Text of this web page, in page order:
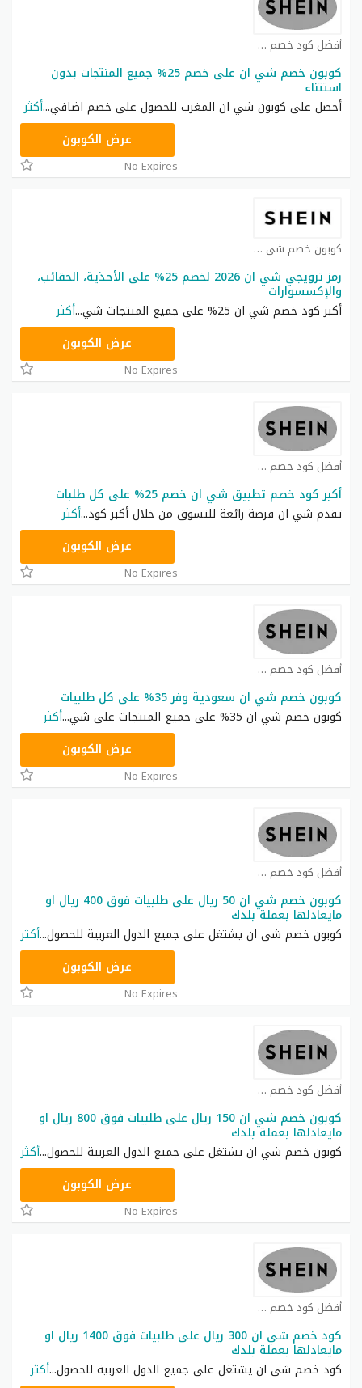
أفضل كود خصم شي ان كوبون
كوبون خصم شي ان على خصم 25% جميع المنتجات بدون
استتناء
أحصل على كوبون شي ان المغرب للحصول على خصم اضافي...أكثر
عرض الكوبون
No Expires
كوبون خصم شي ان كوبون
رمز ترويجي شي ان 2026 لخصم 25% على الأحذية، الحقائب،
والإكسسوارات
أكبر كود خصم شي ان 25% على جميع المنتجات شي
...أكثر
عرض الكوبون
No Expires
أفضل كود خصم شي ان كوبون
أكبر كود خصم تطبيق شي ان خصم 25% على كل طلبات
تقدم شي ان فرصة رائعة للتسوق من خلال أكبر كود...أكثر
عرض الكوبون
No Expires
أفضل كود خصم شي ان كوبون
كوبون خصم شي ان سعودية وفر 35% على كل طلبيات
كوبون خصم شي ان 35% على جميع المنتجات على شي
...أكثر
عرض الكوبون
No Expires
أفضل كود خصم شي ان كوبون
كوبون خصم شي ان 50 ريال على طلبيات فوق 400 ريال او
مايعادلها بعملة بلدك
كوبون خصم شي ان يشتغل على جميع الدول العربية للحصول...أكثر
عرض الكوبون
No Expires
أفضل كود خصم شي ان كوبون
كوبون خصم شي ان 150 ريال على طلبيات فوق 800 ريال او
مايعادلها بعملة بلدك
كوبون خصم شي ان يشتغل على جميع الدول العربية للحصول...أكثر
عرض الكوبون
No Expires
أفضل كود خصم شي ان كوبون
كود خصم شي ان 300 ريال على طلبيات فوق 1400 ريال او
مايعادلها بعملة بلدك
كود خصم شي ان يشتغل على جميع الدول العربية للحصول...أكثر